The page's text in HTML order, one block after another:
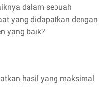
dalam sebuah
yang didapatkan dengan
yang baik?
hasil yang maksimal